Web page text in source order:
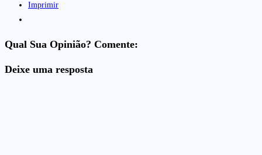
Imprimir
Qual Sua Opinião? Comente:
Deixe uma resposta